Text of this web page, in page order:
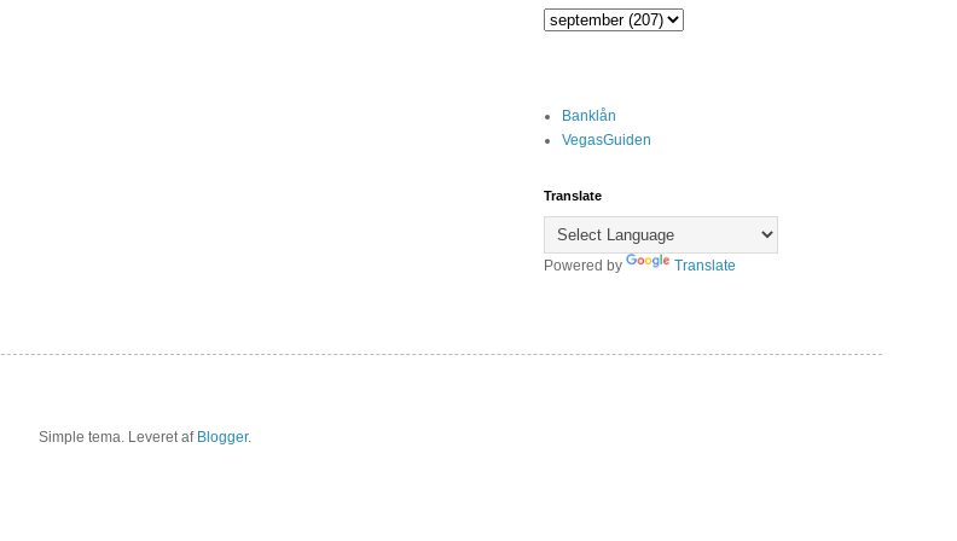
Banklån
VegasGuiden
Translate
Powered by Translate
Simple tema. Leveret af Blogger.